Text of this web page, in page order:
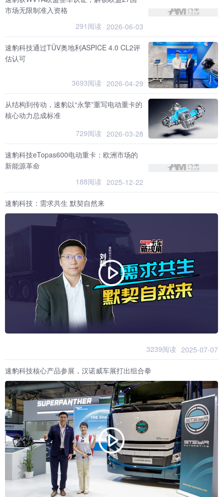
市场无限制准入资格
291阅读 2026-06-03
速豹科技通过TÜV奥地利ASPICE 4.0 CL2评
估认可
3693阅读 2026-04-29
从结构到传动，速豹以“永擎”重写电动重卡的
核心动力总成标准
729阅读 2026-03-28
速豹科技eTopas600电动重卡：欧洲市场的
新能源革命
188阅读 2025-12-22
速豹科技：需求共生 默契自然来
3239阅读 2025-07-07
速豹科技核心产品参展，汉诺威车展打出组合拳